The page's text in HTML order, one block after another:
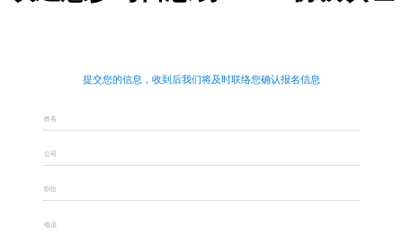
提交您的信息，收到后我们将及时联络您确认报名信息